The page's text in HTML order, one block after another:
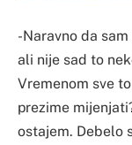
-Naravno da
ali nije sad to
Vremenom sve
prezime
ostajem. Debelo